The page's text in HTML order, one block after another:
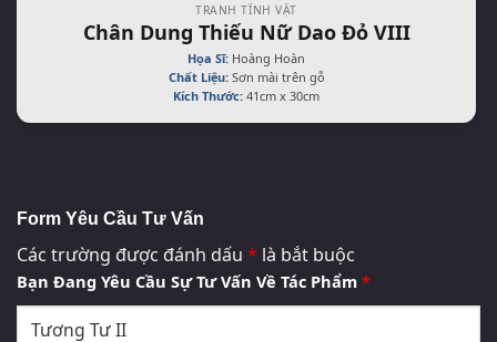
TRANH TĨNH VẬT
Chân Dung Thiếu Nữ Dao Đỏ VIII
Họa Sĩ: Hoàng Hoàn
Chất Liệu:Sơn mài trên gỗ
Kích Thước: 41cm x 30cm
Form Yêu Cầu Tư Vấn
Các trường được đánh dấu * là bắt buộc
Bạn Đang Yêu Cầu Sự Tư Vấn Về Tác Phẩm *